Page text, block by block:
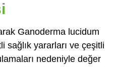
Ganoderma lucidum
sağlık yararları ve çeşitli
nedeniyle değer